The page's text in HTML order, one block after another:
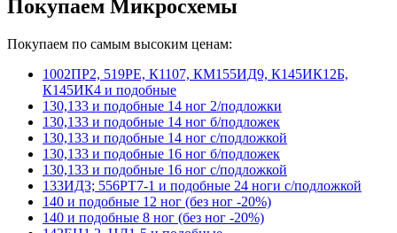
Покупаем Микросхемы
Покупаем по самым высоким ценам:
1002ПР2, 519РЕ, К1107, КМ155ИД9, К145ИК12Б,
К145ИК4 и подобные
130,133 и подобные 14 ног 2/подложки
130,133 и подобные 14 ног б/подложек
130,133 и подобные 14 ног с/подложкой
130,133 и подобные 16 ног б/подложек
130,133 и подобные 16 ног с/подложкой
133ИД3; 556РТ7-1 и подобные 24 ноги с/подложкой
140 и подобные 12 ног (без ног -20%)
140 и подобные 8 ног (без ног -20%)